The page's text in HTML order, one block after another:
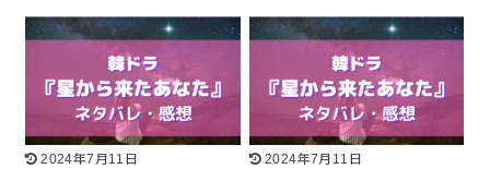
2024年7月11日
2024年7月11日